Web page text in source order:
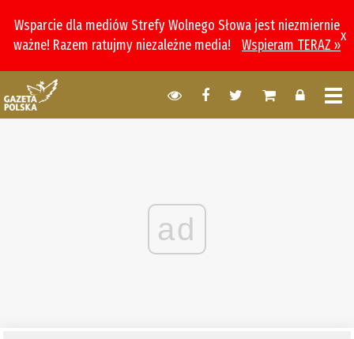
Wsparcie dla mediów Strefy Wolnego Słowa jest niezmiernie
ważne! Razem ratujmy niezależne media!
Wspieram TERAZ »
x
ad